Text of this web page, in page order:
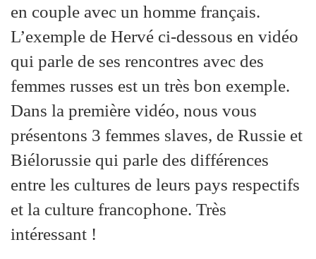
en couple avec un homme français.
L’exemple de Hervé ci-dessous en vidéo
qui parle de ses rencontres avec des
femmes russes est un très bon exemple.
Dans la première vidéo, nous vous
présentons 3 femmes slaves, de Russie et
Biélorussie qui parle des différences
entre les cultures de leurs pays respectifs
et la culture francophone. Très
intéressant !